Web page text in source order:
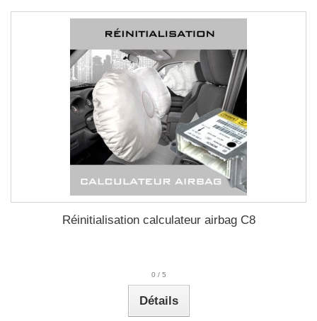
Réinitialisation calculateur airbag C8
0 / 5
Détails